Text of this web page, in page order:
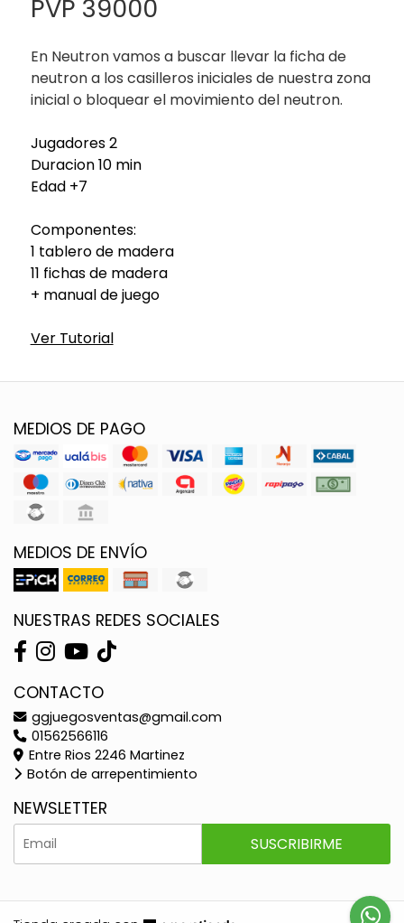
PVP 39000
En Neutron vamos a buscar llevar la ficha de
neutron a los casilleros iniciales de nuestra zona
inicial o bloquear el movimiento del neutron.
Jugadores 2
Duracion 10 min
Edad +7
Componentes:
1 tablero de madera
11 fichas de madera
+ manual de juego
Ver Tutorial
MEDIOS DE PAGO
MEDIOS DE ENVÍO
NUESTRAS REDES SOCIALES
CONTACTO
ggjuegosventas@gmail.com
01562566116
Entre Rios 2246 Martinez
Botón de arrepentimiento
NEWSLETTER
SUSCRIBIRME